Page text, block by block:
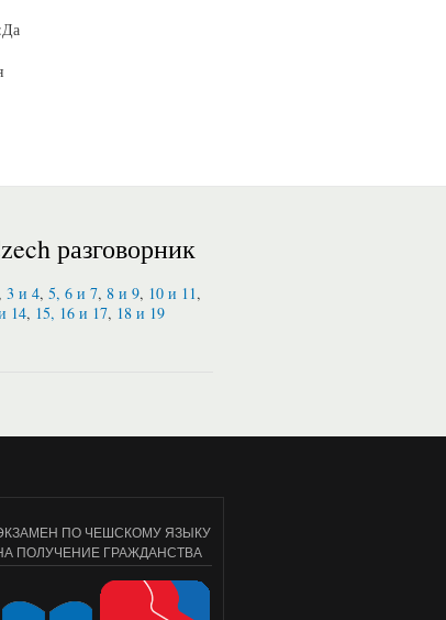
разговорник
3 и 4, 5, 6 и 7, 8 и 9, 10 и 11,
14, 15, 16 и 17, 18 и 19
ПО ЧЕШСКОМУ ЯЗЫКУ
ПОЛУЧЕНИЕ ГРАЖДАНСТВА